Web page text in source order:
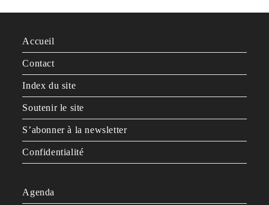
Accueil
Contact
Index du site
Soutenir le site
S’abonner à la newsletter
Confidentialité
Agenda